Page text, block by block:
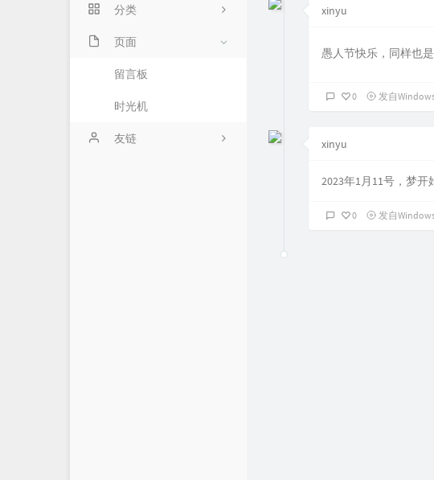
分类
15
页面
留言板
时光机
友链
xinyu
愚人节快乐，同样也
0 发自
xinyu
2023年1月11号，梦开
0 发自